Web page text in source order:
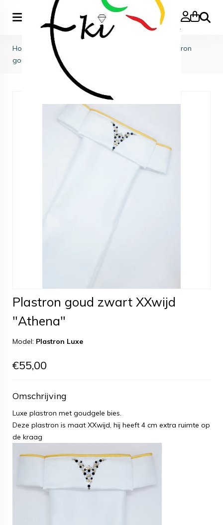
Zoeken
Home Plastrons
Plastron
goud zwart XXwijd "Athena"
Plastron goud zwart XXwijd
"Athena"
Model: Plastron Luxe
€55,00
Omschrijving
Luxe plastron met goudgele bies.
Deze plastron is maat XXwijd, hij heeft 4 cm extra ruimte op
de kraag